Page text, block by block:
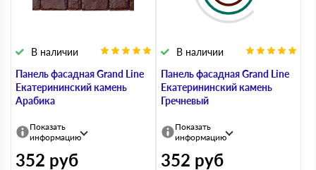
Панель фасадная Grand Line
Екатерининский камень
Арабика
В наличии
Показать
информацию
352 руб
Панель фасадная Grand Line
Екатерининский камень
Гречневый
В наличии
Показать
информацию
352 руб